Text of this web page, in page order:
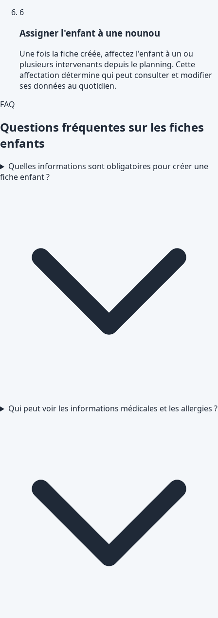
6
Assigner l'enfant à une nounou
Une fois la fiche créée, affectez l'enfant à un ou
plusieurs intervenants depuis le planning. Cette
affectation détermine qui peut consulter et modifier
ses données au quotidien.
FAQ
Questions fréquentes sur les fiches
enfants
Quelles informations sont obligatoires pour créer une
fiche enfant ?
Qui peut voir les informations médicales et les allergies ?